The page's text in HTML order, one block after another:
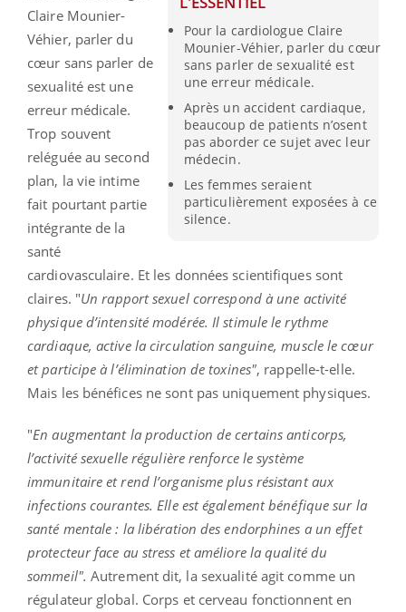
Pour la cardiologue Claire
Mounier-Véhier, parler du cœur
sans parler de sexualité est
une erreur médicale.
Après un accident cardiaque,
beaucoup de patients n’osent
pas aborder ce sujet avec leur
médecin.
Les femmes seraient
particulièrement exposées à ce
silence.
Claire Mounier-
Véhier, parler du
cœur sans parler de
sexualité est une
erreur médicale.
Trop souvent
reléguée au second
plan, la vie intime
fait pourtant partie
intégrante de la
santé
cardiovasculaire. Et les données scientifiques sont
claires. "Un rapport sexuel correspond à une activité
physique d’intensité modérée. Il stimule le rythme
cardiaque, active la circulation sanguine, muscle le cœur
et participe à l’élimination de toxines", rappelle-t-elle.
Mais les bénéfices ne sont pas uniquement physiques.
"En augmentant la production de certains anticorps,
l’activité sexuelle régulière renforce le système
immunitaire et rend l’organisme plus résistant aux
infections courantes. Elle est également bénéfique sur la
santé mentale : la libération des endorphines a un effet
protecteur face au stress et améliore la qualité du
sommeil". Autrement dit, la sexualité agit comme un
régulateur global. Corps et cerveau fonctionnent en